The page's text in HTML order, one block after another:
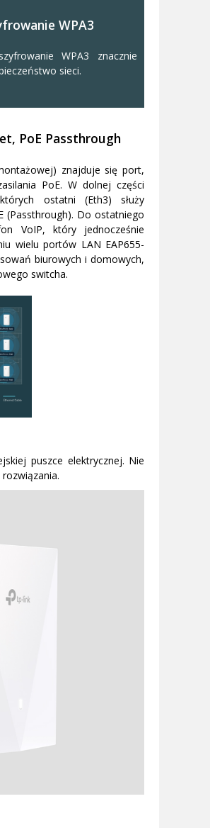
WPA3
WPA3 znacznie
sieci.
PoE Passthrough
znajduje się port,
PoE. W dolnej części
ostatni (Eth3) służy
(Passthrough). Do ostatniego
VoIP, który jednocześnie
wielu portów LAN EAP655-
biurowych i domowych,
switcha.
puszce elektrycznej. Nie